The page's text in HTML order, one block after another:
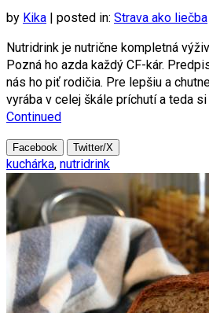
by Kika | posted in: Strava ako liečba
Nutridrink je nutrične kompletná
Pozná ho azda každý CF-kár.
nás ho piť rodičia. Pre lepšiu a
vyrába v celej škále príchutí a teda
Continued
Facebook Twitter/X
kuchárka, nutridrink